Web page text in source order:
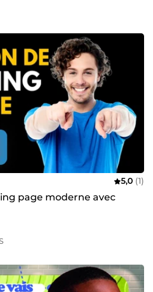
5,0 (1)
page moderne avec